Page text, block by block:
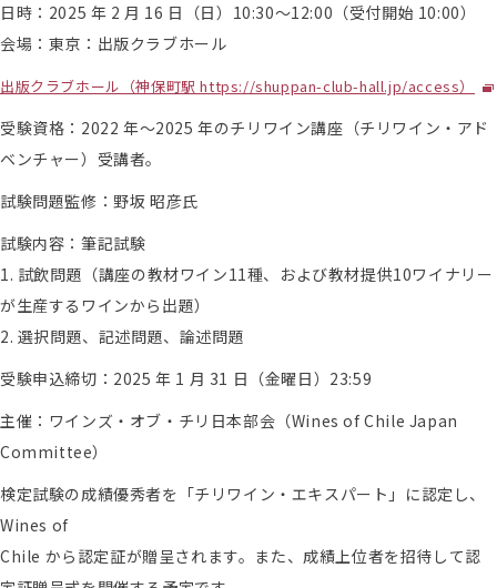
日時：2025 年 2 月 16 日（日）10:30～12:00（受付開始 10:00）
会場：東京：出版クラブホール
出版クラブホール（神保町駅 https://shuppan-club-hall.jp/access）
受験資格：2022 年～2025 年のチリワイン講座（チリワイン・アド
ベンチャー）受講者。
試験問題監修：野坂 昭彦氏
試験内容：筆記試験
1. 試飲問題（講座の教材ワイン11種、および教材提供10ワイナリー
が生産するワインから出題）
2. 選択問題、記述問題、論述問題
受験申込締切：2025 年 1 月 31 日（金曜日）23:59
主催：ワインズ・オブ・チリ日本部会（Wines of Chile Japan
Committee）
検定試験の成績優秀者を「チリワイン・エキスパート」に認定し、
Wines of
Chile から認定証が贈呈されます。また、成績上位者を招待して認